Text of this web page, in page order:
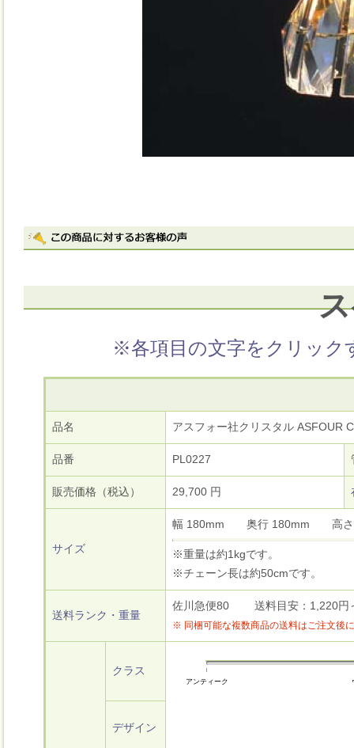
※各項目の文字をクリック
品名 アスフォー社クリスタル ASFOUR
品番 PL0227
販売価格（税込） 29,700 円
サイズ
幅 180mm 奥行 180mm 高
※重量は約1kgです。
※チェーン長は約50cmです。
送料ランク・重量
佐川急便80 送料目安：1,220
※ 同梱可能な複数商品の送料はご注文後
クラス
アンティーク
デザイン